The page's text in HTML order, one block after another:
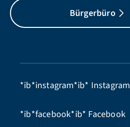
Bürgerbüro
*ib*instagram*ib* Instagram
*ib*facebook*ib* Facebook